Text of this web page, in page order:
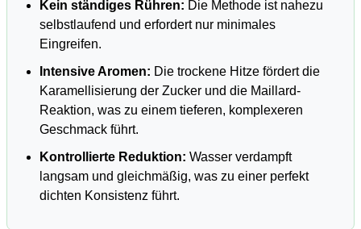
Kein ständiges Rühren: Die Methode ist nahezu
selbstlaufend und erfordert nur minimales
Eingreifen.
Intensive Aromen: Die trockene Hitze fördert die
Karamellisierung der Zucker und die Maillard-
Reaktion, was zu einem tieferen, komplexeren
Geschmack führt.
Kontrollierte Reduktion: Wasser verdampft
langsam und gleichmäßig, was zu einer perfekt
dichten Konsistenz führt.